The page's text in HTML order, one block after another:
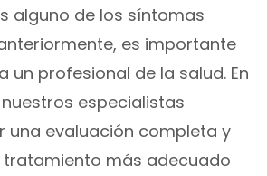
alguno de los síntomas
es importante
un profesional de la salud. En
especialistas
una evaluación completa y
más adecuado